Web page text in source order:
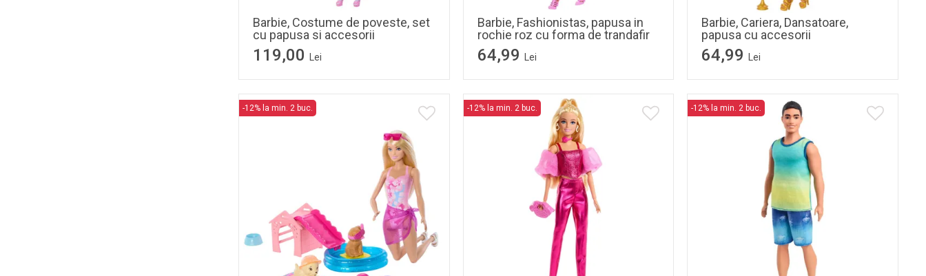
Barbie, Costume de poveste, set
cu papusa si accesorii
119,00 Lei
Barbie, Fashionistas, papusa in
rochie roz cu forma de trandafir
64,99 Lei
Barbie, Cariera, Dansatoare,
papusa cu accesorii
64,99 Lei
-12% la min. 2 buc. -12% la min. 2 buc. -12% la min. 2 buc.